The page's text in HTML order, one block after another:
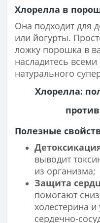
Хлорелла в
Она подходит для
или йогурты.
ложку порошка в
насладитесь
натурального
Хлорелла:
Полезные
выводит
из организма;
Защита
помогают
холестерина
сердечно-